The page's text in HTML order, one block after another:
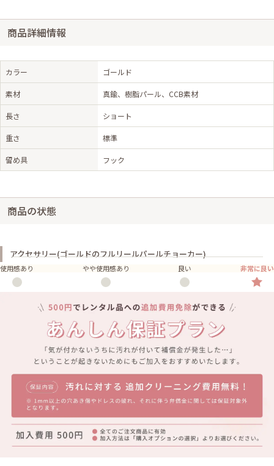
商品詳細情報
カラー ゴールド
素材 真鍮、樹脂パール、CCB素材
長さ ショート
重さ 標準
留め具 フック
商品の状態
アクセサリー(ゴールドのフルリールパールチョーカー)
使用感あり やや使用感あり 良い 非常に良い